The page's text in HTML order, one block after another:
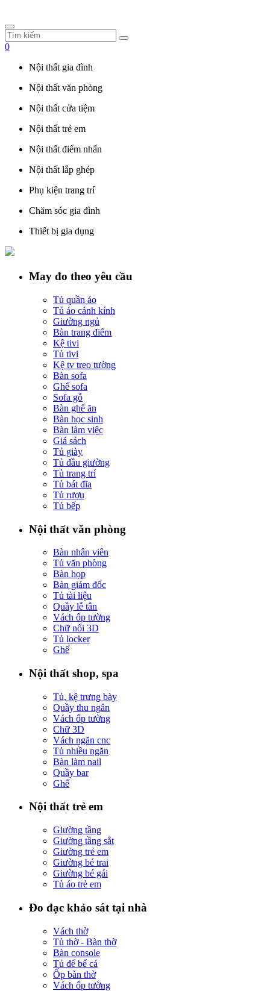
0
Nội thất gia đình
Nội thất văn phòng
Nội thất cửa tiệm
Nội thất trẻ em
Nội thất điểm nhấn
Nội thất lắp ghép
Phụ kiện trang trí
Chăm sóc gia đình
Thiết bị gia dụng
May đo theo yêu cầu
Tủ quần áo
Tú áo cánh kính
Giường ngủ
Bàn trang điểm
Kệ tivi
Tủ tivi
Kệ tv treo tường
Bàn sofa
Ghế sofa
Sofa gỗ
Bàn ghế ăn
Bàn học sinh
Bàn làm việc
Giá sách
Tủ giày
Tủ đầu giường
Tủ trang trí
Tủ bát đĩa
Tủ rượu
Tủ bếp
Nội thất văn phòng
Bàn nhân viên
Tủ văn phòng
Bàn họp
Bàn giám đốc
Tủ tài liệu
Quầy lễ tân
Vách ốp tường
Chữ nổi 3D
Tủ locker
Ghế
Nội thất shop, spa
Tủ, kệ trưng bày
Quầy thu ngân
Vách ốp tường
Chữ 3D
Vách ngăn cnc
Tủ nhiều ngăn
Bàn làm nail
Quầy bar
Ghế
Nội thất trẻ em
Giường tầng
Giường tầng sắt
Giường trẻ em
Giường bé trai
Giường bé gái
Tủ áo trẻ em
Đo đạc khảo sát tại nhà
Vách thờ
Tủ thờ - Bàn thờ
Bàn console
Tủ để bể cá
Ốp bàn thờ
Vách ốp tường